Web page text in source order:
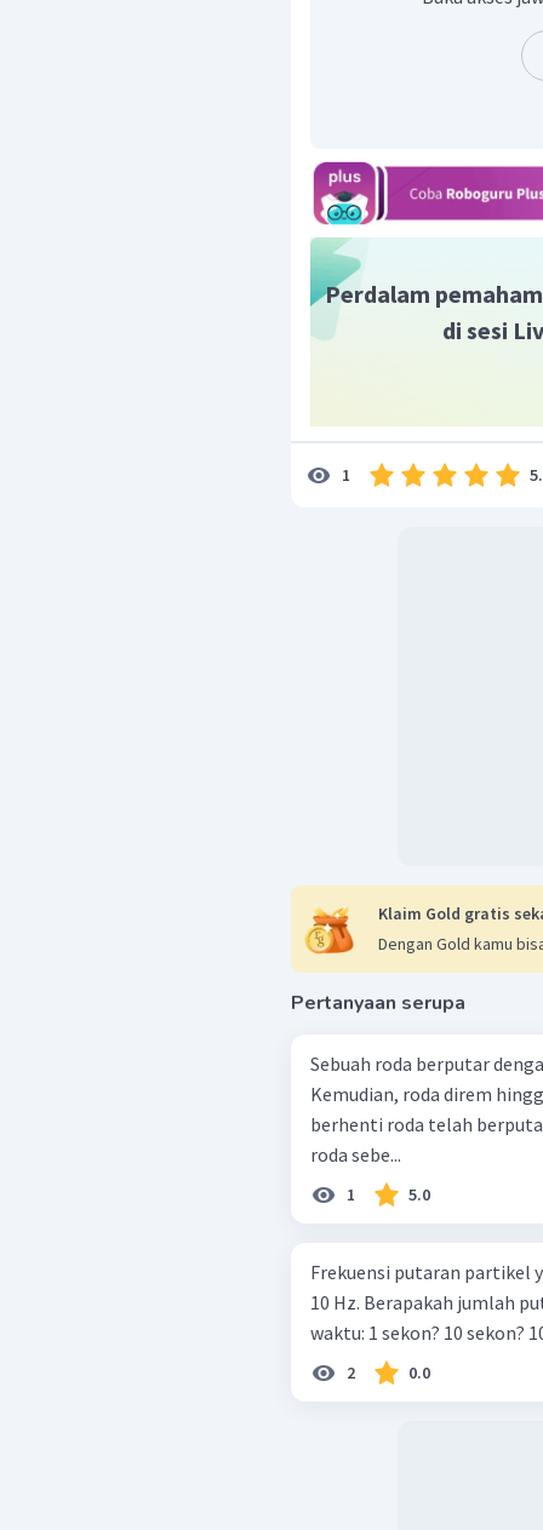
Dengan demikian,
Perdalam
di sesi
1
Klaim Gold gratis
Dengan Gold kamu
Pertanyaan serupa
Sebuah roda berputar
Kemudian, roda direm
berhenti roda telah
roda sebe...
1 5.0
Frekuensi putaran partikel
10 Hz. Berapakah jumlah
2 0.0